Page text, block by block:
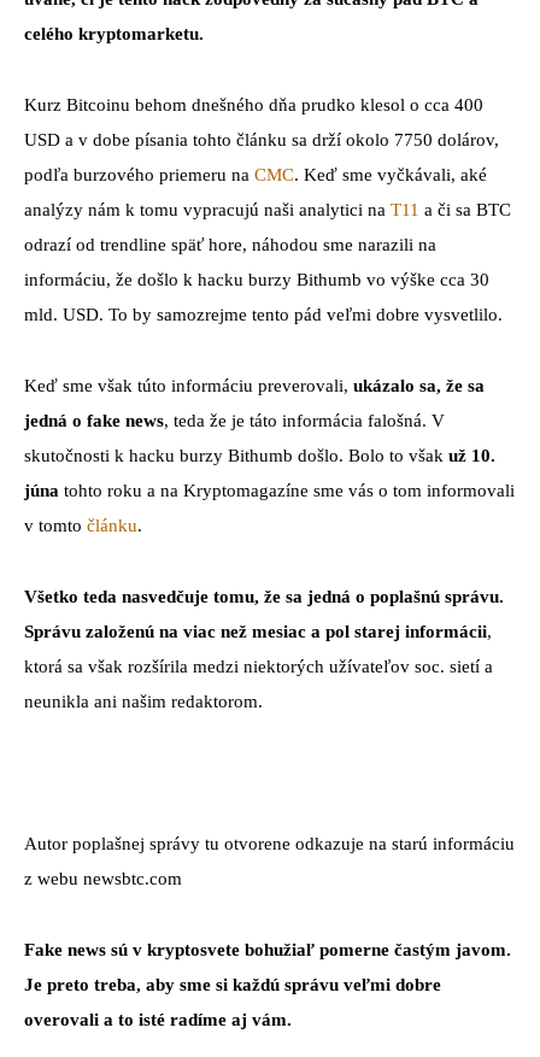
celého kryptomarketu.
Kurz Bitcoinu behom dnešného dňa prudko klesol o cca 400
USD a v dobe písania tohto článku sa drží okolo 7750 dolárov,
podľa burzového priemeru na CMC. Keď sme vyčkávali, aké
analýzy nám k tomu vypracujú naši analytici na T11 a či sa BTC
odrazí od trendline späť hore, náhodou sme narazili na
informáciu, že došlo k hacku burzy Bithumb vo výške cca 30
mld. USD. To by samozrejme tento pád veľmi dobre vysvetlilo.
Keď sme však túto informáciu preverovali, ukázalo sa, že sa
jedná o fake news, teda že je táto informácia falošná. V
skutočnosti k hacku burzy Bithumb došlo. Bolo to však už 10.
júna tohto roku a na Kryptomagazíne sme vás o tom informovali
v tomto článku.
Všetko teda nasvedčuje tomu, že sa jedná o poplašnú správu.
Správu založenú na viac než mesiac a pol starej informácii,
ktorá sa však rozšírila medzi niektorých užívateľov soc. sietí a
neunikla ani našim redaktorom.
Autor poplašnej správy tu otvorene odkazuje na starú informáciu
z webu newsbtc.com
Fake news sú v kryptosvete bohužiaľ pomerne častým javom.
Je preto treba, aby sme si každú správu veľmi dobre
overovali a to isté radíme aj vám.